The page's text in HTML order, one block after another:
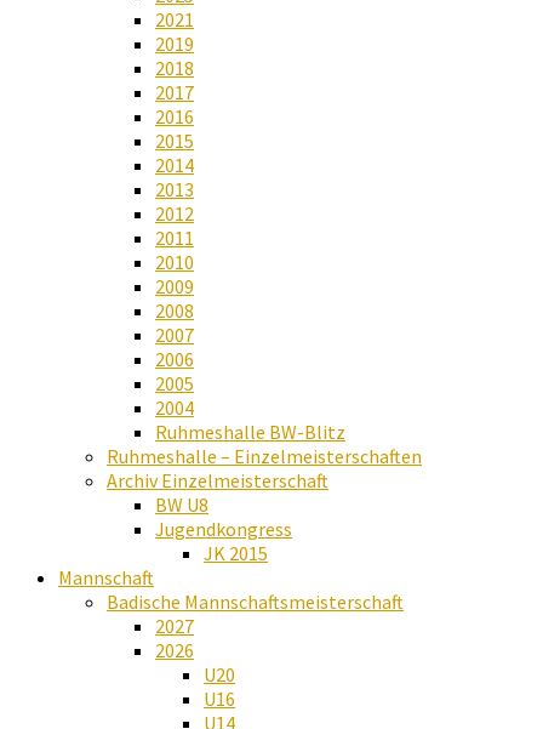
2021
2019
2018
2017
2016
2015
2014
2013
2012
2011
2010
2009
2008
2007
2006
2005
2004
Ruhmeshalle BW-Blitz
Ruhmeshalle – Einzelmeisterschaften
Archiv Einzelmeisterschaft
BW U8
Jugendkongress
JK 2015
Mannschaft
Badische Mannschaftsmeisterschaft
2027
2026
U20
U16
U14